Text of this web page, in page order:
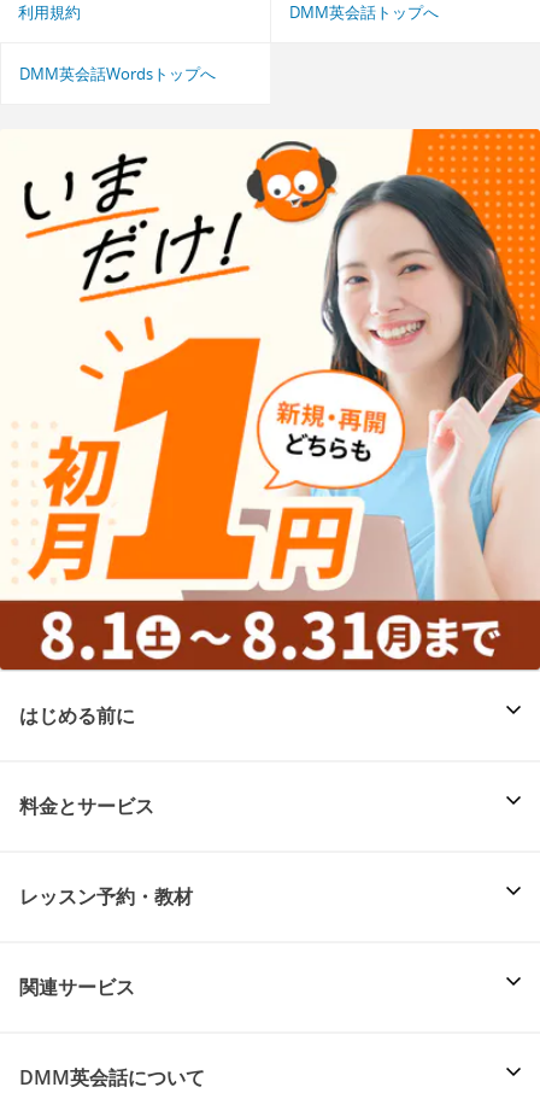
利用規約 DMM英会話トップへ
DMM英会話Wordsトップへ
はじめる前に
料金とサービス
レッスン予約・教材
関連サービス
DMM英会話について